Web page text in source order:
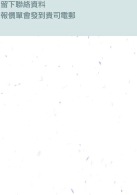
留下聯絡資料
報價單會發到貴司電郵